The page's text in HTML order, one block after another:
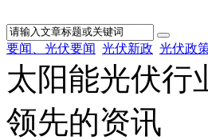
要闻、光伏要闻 光伏新政 光伏政
太阳能光伏行
领先的资讯